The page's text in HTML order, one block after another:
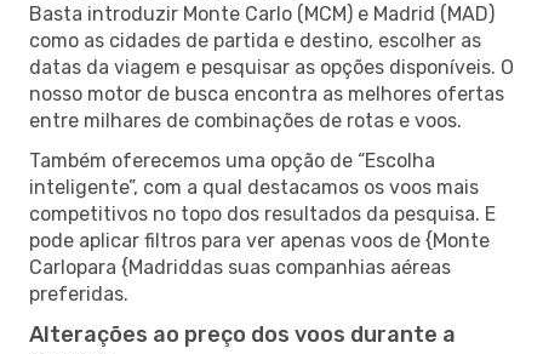
Basta introduzir Monte Carlo (MCM) e Madrid (MAD)
como as cidades de partida e destino, escolher as
datas da viagem e pesquisar as opções disponíveis. O
nosso motor de busca encontra as melhores ofertas
entre milhares de combinações de rotas e voos.
Também oferecemos uma opção de “Escolha
inteligente”, com a qual destacamos os voos mais
competitivos no topo dos resultados da pesquisa. E
pode aplicar filtros para ver apenas voos de {Monte
Carlopara {Madriddas suas companhias aéreas
preferidas.
Alterações ao preço dos voos durante a